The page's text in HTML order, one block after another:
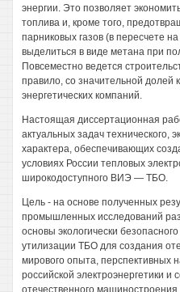
энергии. Это позволяет
топлива и, кроме того,
парниковых газов (в пересчете
выделиться в виде метана при
Повсеместно ведется
правило, со значительной долей
энергетических компаний.
Настоящая диссертационная
актуальных задач технического,
характера, обеспечивающих
условиях России тепловых
широкодоступного ВИЭ — ТБО.
Цель - на основе полученных
промышленных исследований
основы экологически
утилизации ТБО для создания
мирового опыта, перспективных
российской электроэнергетики и
отечественного машиностроения